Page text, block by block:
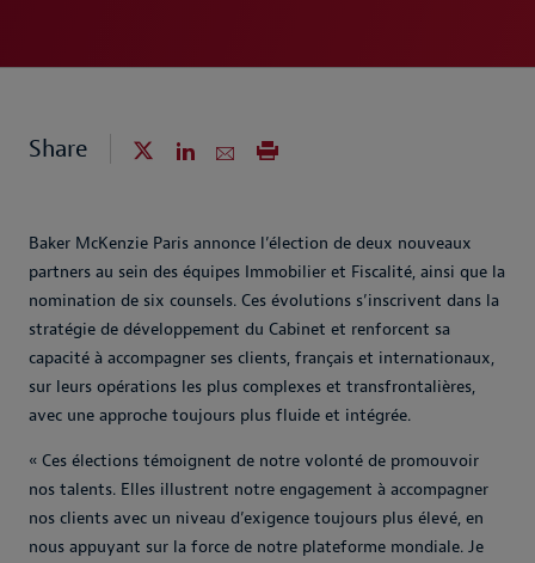
Share
Baker McKenzie Paris annonce l’élection de deux nouveaux
partners au sein des équipes Immobilier et Fiscalité, ainsi que la
nomination de six counsels. Ces évolutions s’inscrivent dans la
stratégie de développement du Cabinet et renforcent sa
capacité à accompagner ses clients, français et internationaux,
sur leurs opérations les plus complexes et transfrontalières,
avec une approche toujours plus fluide et intégrée.
« Ces élections témoignent de notre volonté de promouvoir
nos talents. Elles illustrent notre engagement à accompagner
nos clients avec un niveau d’exigence toujours plus élevé, en
nous appuyant sur la force de notre plateforme mondiale. Je